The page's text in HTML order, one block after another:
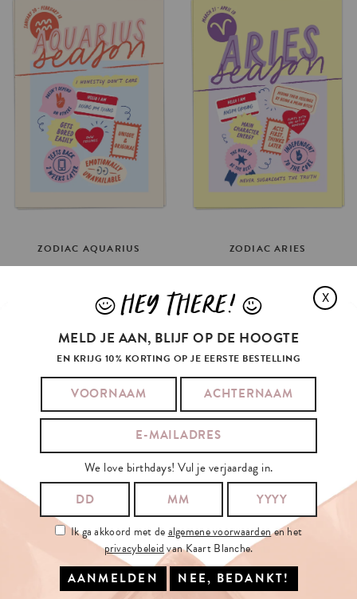
ZODIAC AQUARIUS
OPTIES SELECTEREN
ZODIAC ARIES
OPTIES SELECTEREN
ZODIAC PISCES ZODIAC TAURUS
X
JHEY THERE! L
MELD JE AAN, BLIJF OP DE HOOGTE
EN KRIJG 10% KORTING OP JE EERSTE BESTELLING
We love birthdays! Vul je verjaardag in.
Ik ga akkoord met dealgemene voorwaardenen het
privacybeleidvan Kaart Blanche.